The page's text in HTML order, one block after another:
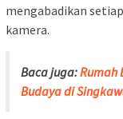
mengabadikan
kamera.
Baca juga:Rumah
Budaya di